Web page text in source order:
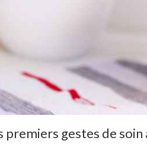
premiers gestes de soin